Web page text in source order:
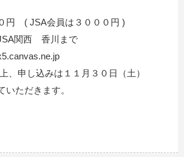
円 ( JSA会員は３０００円 )
関西 香川まで
申し込みは１１月３０日（土）
いただきます。